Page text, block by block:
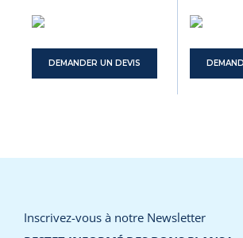
DEMANDER UN DEVIS
Inscrivez-vous à notre Newsletter